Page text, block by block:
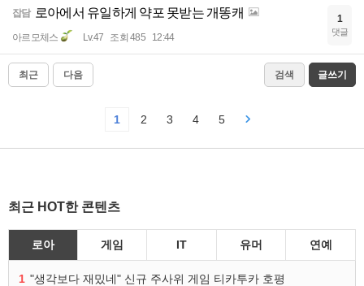
잡담 로아에서 유일하게 약포 못받는 개똥캐
아르모체스 Lv.47 조회 485 12:44
1
댓글
최근 다음 검색 글쓰기
1 2 3 4 5
최근 HOT한 콘텐츠
로아 게임 IT 유머 연예
1 "생각보다 재밌네" 신규 주사위 게임 티카투카 호평